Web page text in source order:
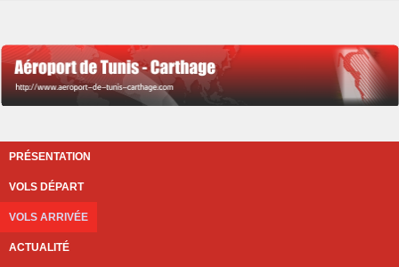
PRÉSENTATION
VOLS DÉPART
VOLS ARRIVÉE
ACTUALITÉ